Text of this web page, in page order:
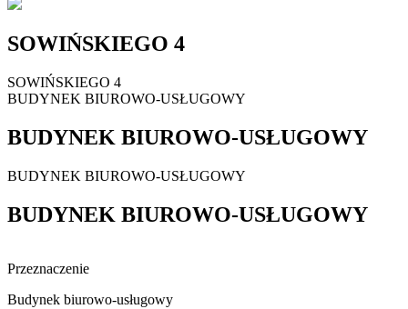
SOWIŃSKIEGO 4
SOWIŃSKIEGO 4
BUDYNEK BIUROWO-USŁUGOWY
BUDYNEK BIUROWO-USŁUGOWY
BUDYNEK BIUROWO-USŁUGOWY
BUDYNEK BIUROWO-USŁUGOWY
Przeznaczenie
Budynek biurowo-usługowy